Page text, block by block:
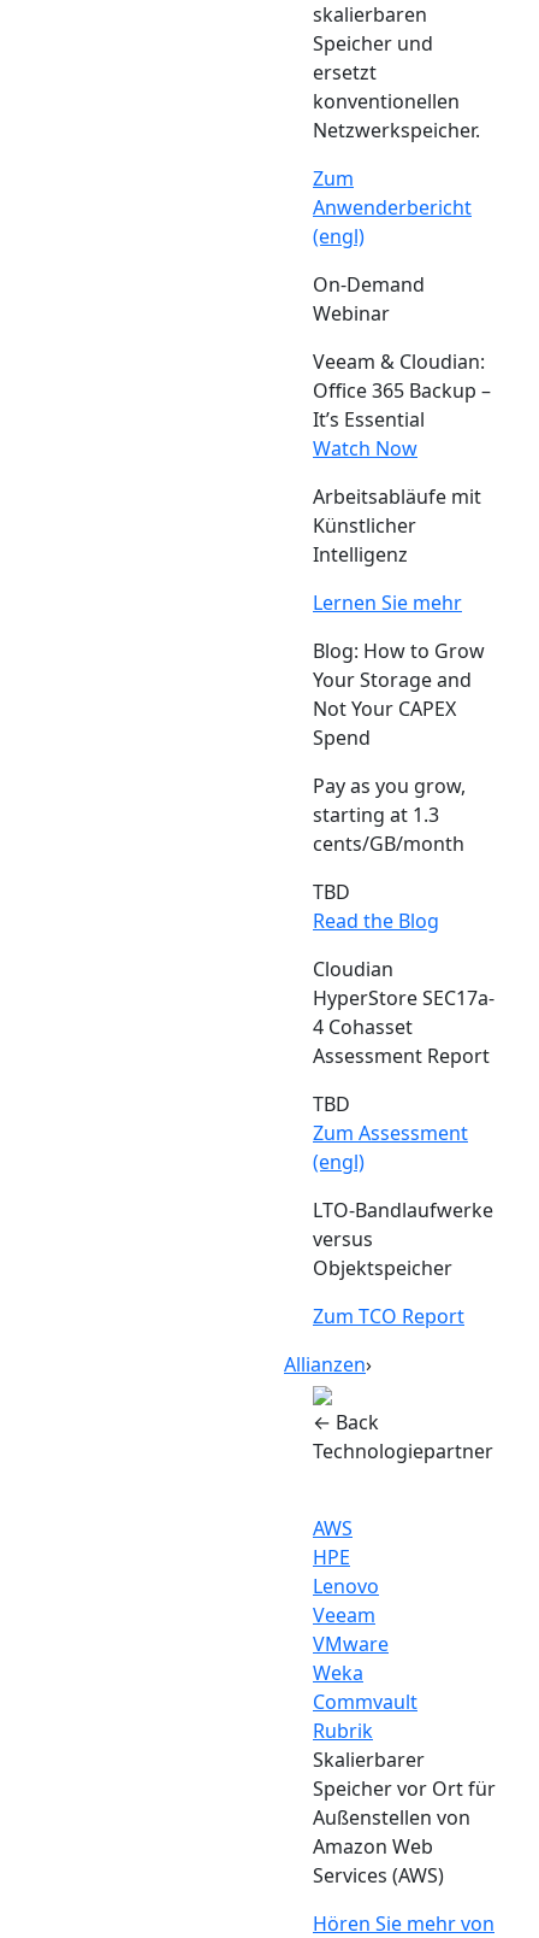
skalierbaren
Speicher und
ersetzt
konventionellen
Netzwerkspeicher.
Zum
Anwenderbericht
(engl)
On-Demand
Webinar
Veeam & Cloudian:
Office 365 Backup –
It’s Essential
Watch Now
Arbeitsabläufe mit
Künstlicher
Intelligenz
Lernen Sie mehr
Blog: How to Grow
Your Storage and
Not Your CAPEX
Spend
Pay as you grow,
starting at 1.3
cents/GB/month
TBD
Read the Blog
Cloudian
HyperStore SEC17a-
4 Cohasset
Assessment Report
TBD
Zum Assessment
(engl)
LTO-Bandlaufwerke
versus
Objektspeicher
Zum TCO Report
Allianzen›
← Back
Technologiepartner
AWS
HPE
Lenovo
Veeam
VMware
Weka
Commvault
Rubrik
Skalierbarer
Speicher vor Ort für
Außenstellen von
Amazon Web
Services (AWS)
Hören Sie mehr von